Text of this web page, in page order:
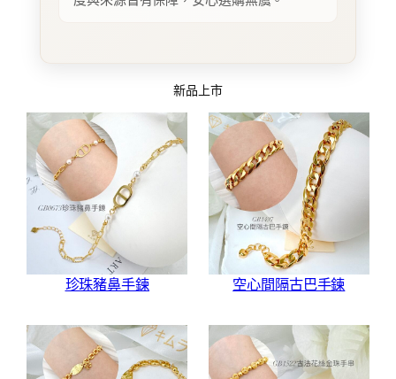
新品上市
珍珠豬鼻手鍊 空心間隔古巴手鍊